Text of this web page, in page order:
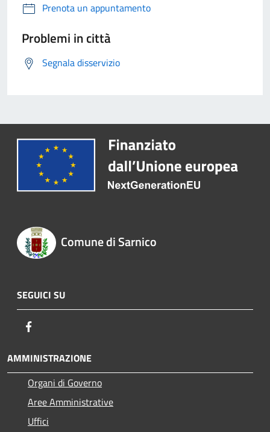
Prenota un appuntamento
Problemi in città
Segnala disservizio
Comune di Sarnico
SEGUICI SU
AMMINISTRAZIONE
Organi di Governo
Aree Amministrative
Uffici